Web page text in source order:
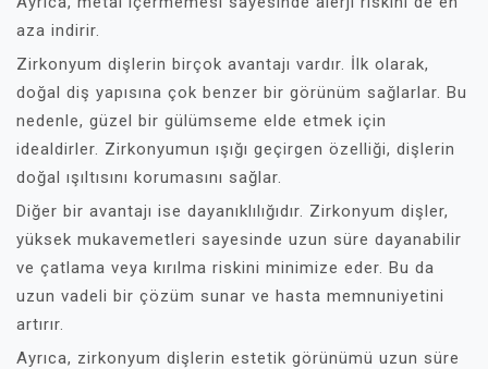
aza indirir.
Zirkonyum dişlerin birçok avantajı vardır. İlk olarak,
doğal diş yapısına çok benzer bir görünüm sağlarlar. Bu
nedenle, güzel bir gülümseme elde etmek için
idealdirler. Zirkonyumun ışığı geçirgen özelliği, dişlerin
doğal ışıltısını korumasını sağlar.
Diğer bir avantajı ise dayanıklılığıdır. Zirkonyum dişler,
yüksek mukavemetleri sayesinde uzun süre dayanabilir
ve çatlama veya kırılma riskini minimize eder. Bu da
uzun vadeli bir çözüm sunar ve hasta memnuniyetini
artırır.
Ayrıca, zirkonyum dişlerin estetik görünümü uzun süre